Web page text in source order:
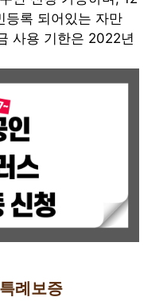
등록 되어있는 자만
사용 기한은 2022년
례보증